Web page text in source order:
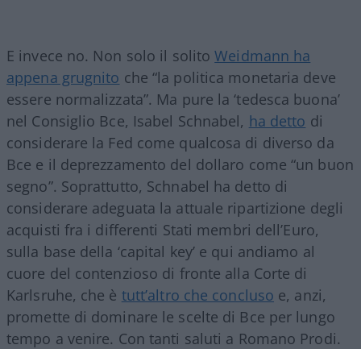
E invece no. Non solo il solitoWeidmann ha
appena grugnito che “la politica monetaria deve
essere normalizzata”. Ma pure la ‘tedesca buona’
nel Consiglio Bce, Isabel Schnabel, ha detto di
considerare la Fed come qualcosa di diverso da
Bce e il deprezzamento del dollaro come “un buon
segno”. Soprattutto, Schnabel ha detto di
considerare adeguata la attuale ripartizione degli
acquisti fra i differenti Stati membri dell’Euro,
sulla base della ‘capital key’ e qui andiamo al
cuore del contenzioso di fronte alla Corte di
Karlsruhe, che è tutt’altro che concluso e, anzi,
promette di dominare le scelte di Bce per lungo
tempo a venire. Con tanti saluti a Romano Prodi.